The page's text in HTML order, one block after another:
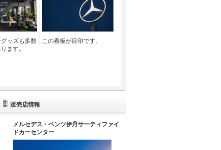
ッズも多数
ます。
この看板が目印です。
販売店情報
メルセデス・ベンツ伊丹サーティファイ
ドカーセンター